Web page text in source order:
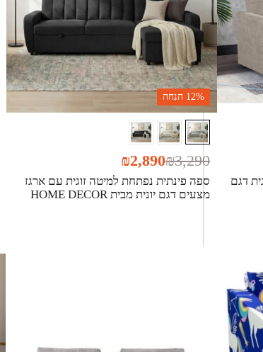
דגם
12% הנחה
ספה פינתית נפתחת למיטה זוגית עם ארגז
מצעים דגם יונית מבית HOME DECOR
₪3,290
₪2,890